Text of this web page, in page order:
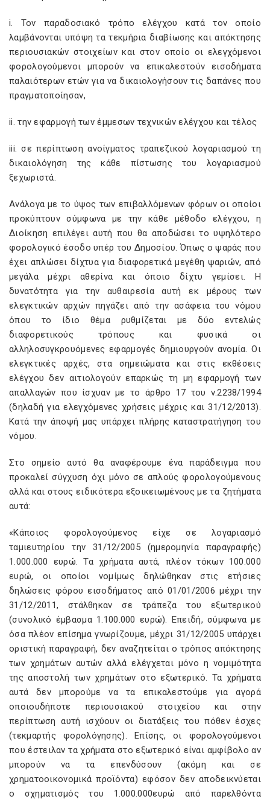
i. Τον παραδοσιακό τρόπο ελέγχου κατά τον οποίο
λαμβάνονται υπόψη τα τεκμήρια διαβίωσης και απόκτησης
περιουσιακών στοιχείων και στον οποίο οι ελεγχόμενοι
φορολογούμενοι μπορούν να επικαλεστούν εισοδήματα
παλαιότερων ετών για να δικαιολογήσουν τις δαπάνες που
πραγματοποίησαν,
ii. την εφαρμογή των έμμεσων τεχνικών ελέγχου και τέλος
iii. σε περίπτωση ανοίγματος τραπεζικού λογαριασμού τη
δικαιολόγηση της κάθε πίστωσης του λογαριασμού
ξεχωριστά.
Ανάλογα με το ύψος των επιβαλλόμενων φόρων οι οποίοι
προκύπτουν σύμφωνα με την κάθε μέθοδο ελέγχου, η
Διοίκηση επιλέγει αυτή που θα αποδώσει το υψηλότερο
φορολογικό έσοδο υπέρ του Δημοσίου. Όπως ο ψαράς που
έχει απλώσει δίχτυα για διαφορετικά μεγέθη ψαριών, από
μεγάλα μέχρι αθερίνα και όποιο δίχτυ γεμίσει. Η
δυνατότητα για την αυθαιρεσία αυτή εκ μέρους των
ελεγκτικών αρχών πηγάζει από την ασάφεια του νόμου
όπου το ίδιο θέμα ρυθμίζεται με δύο εντελώς
διαφορετικούς τρόπους και φυσικά οι
αλληλοσυγκρουόμενες εφαρμογές δημιουργούν ανομία. Οι
ελεγκτικές αρχές, στα σημειώματα και στις εκθέσεις
ελέγχου δεν αιτιολογούν επαρκώς τη μη εφαρμογή των
απαλλαγών που ίσχυαν με το άρθρο 17 του ν.2238/1994
(δηλαδή για ελεγχόμενες χρήσεις μέχρις και 31/12/2013).
Κατά την άποψή μας υπάρχει πλήρης καταστρατήγηση του
νόμου.
Στο σημείο αυτό θα αναφέρουμε ένα παράδειγμα που
προκαλεί σύγχυση όχι μόνο σε απλούς φορολογούμενους
αλλά και στους ειδικότερα εξοικειωμένους με τα ζητήματα
αυτά:
«Κάποιος φορολογούμενος είχε σε λογαριασμό
ταμιευτηρίου την 31/12/2005 (ημερομηνία παραγραφής)
1.000.000 ευρώ. Τα χρήματα αυτά, πλέον τόκων 100.000
ευρώ, οι οποίοι νομίμως δηλώθηκαν στις ετήσιες
δηλώσεις φόρου εισοδήματος από 01/01/2006 μέχρι την
31/12/2011, στάλθηκαν σε τράπεζα του εξωτερικού
(συνολικό έμβασμα 1.100.000 ευρώ). Επειδή, σύμφωνα με
όσα πλέον επίσημα γνωρίζουμε, μέχρι 31/12/2005 υπάρχει
οριστική παραγραφή, δεν αναζητείται ο τρόπος απόκτησης
των χρημάτων αυτών αλλά ελέγχεται μόνο η νομιμότητα
της αποστολή των χρημάτων στο εξωτερικό. Τα χρήματα
αυτά δεν μπορούμε να τα επικαλεστούμε για αγορά
οποιουδήποτε περιουσιακού στοιχείου και στην
περίπτωση αυτή ισχύουν οι διατάξεις του πόθεν έσχες
(τεκμαρτής φορολόγησης). Επίσης, οι φορολογούμενοι
που έστειλαν τα χρήματα στο εξωτερικό είναι αμφίβολο αν
μπορούν να τα επενδύσουν (ακόμη και σε
χρηματοοικονομικά προϊόντα) εφόσον δεν αποδεικνύεται
ο σχηματισμός του 1.000.000ευρώ από παρελθόντα